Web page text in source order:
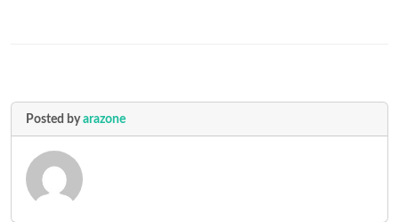
Posted byarazone